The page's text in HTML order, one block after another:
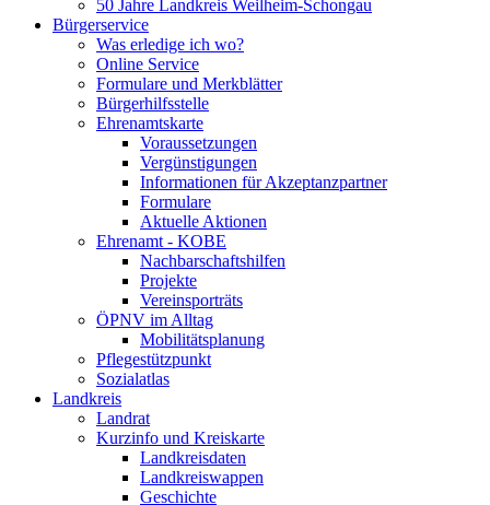
50 Jahre Landkreis Weilheim-Schongau
Bürgerservice
Was erledige ich wo?
Online Service
Formulare und Merkblätter
Bürgerhilfsstelle
Ehrenamtskarte
Voraussetzungen
Vergünstigungen
Informationen für Akzeptanzpartner
Formulare
Aktuelle Aktionen
Ehrenamt - KOBE
Nachbarschaftshilfen
Projekte
Vereinsporträts
ÖPNV im Alltag
Mobilitätsplanung
Pflegestützpunkt
Sozialatlas
Landkreis
Landrat
Kurzinfo und Kreiskarte
Landkreisdaten
Landkreiswappen
Geschichte